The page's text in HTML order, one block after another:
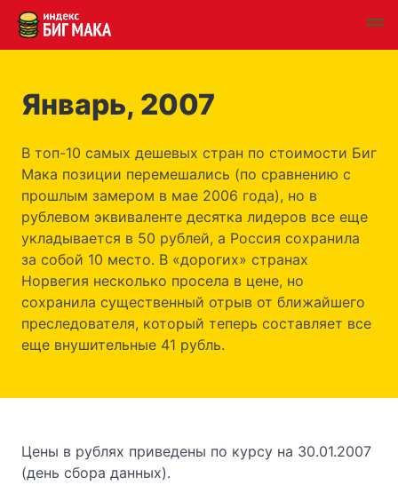
Январь, 2007
В топ-10 самых дешевых стран по стоимости Биг
Мака позиции перемешались (по сравнению с
прошлым замером в мае 2006 года), но в
рублевом эквиваленте десятка лидеров все еще
укладывается в 50 рублей, а Россия сохранила
за собой 10 место. В «дорогих» странах
Норвегия несколько просела в цене, но
сохранила существенный отрыв от ближайшего
преследователя, который теперь составляет все
еще внушительные 41 рубль.
Цены в рублях приведены по курсу на 30.01.2007
(день сбора данных).